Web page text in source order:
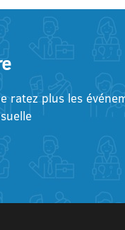
ratez plus les